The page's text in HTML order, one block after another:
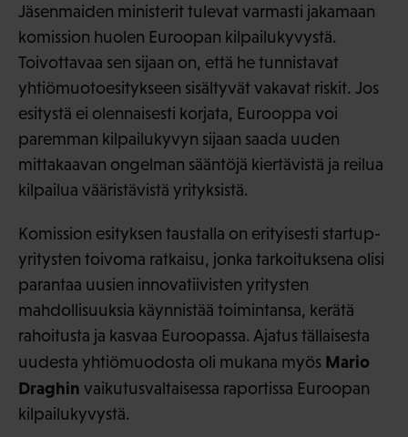
Jäsenmaiden ministerit tulevat varmasti jakamaan
komission huolen Euroopan kilpailukyvystä.
Toivottavaa sen sijaan on, että he tunnistavat
yhtiömuotoesitykseen sisältyvät vakavat riskit. Jos
esitystä ei olennaisesti korjata, Eurooppa voi
paremman kilpailukyvyn sijaan saada uuden
mittakaavan ongelman sääntöjä kiertävistä ja reilua
kilpailua vääristävistä yrityksistä.
Komission esityksen taustalla on erityisesti startup-
yritysten toivoma ratkaisu, jonka tarkoituksena olisi
parantaa uusien innovatiivisten yritysten
mahdollisuuksia käynnistää toimintansa, kerätä
rahoitusta ja kasvaa Euroopassa. Ajatus tällaisesta
uudesta yhtiömuodosta oli mukana myös Mario
Draghin vaikutusvaltaisessa raportissa Euroopan
kilpailukyvystä.